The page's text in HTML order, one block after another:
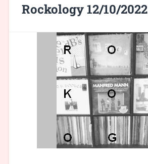
Rockology 12/10/2022